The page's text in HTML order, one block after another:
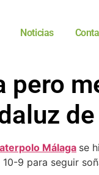
Noticias
pero
Málaga se
10-9 para seguir